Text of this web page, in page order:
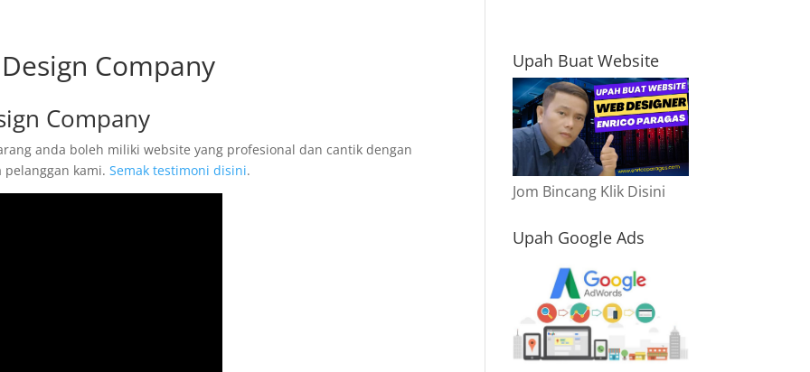
Company
Company
anda boleh miliki website yang profesional dan cantik dengan
pelanggan kami.Semak testimoni disini.
Upah Buat Website
Jom Bincang Klik Disini
Upah Google Ads